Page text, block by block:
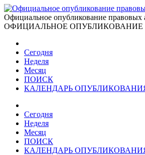
Официальное опубликование правовых
ОФИЦИАЛЬНОЕ ОПУБЛИКОВАНИЕ
Сегодня
Неделя
Месяц
ПОИСК
КАЛЕНДАРЬ
Сегодня
Неделя
Месяц
ПОИСК
КАЛЕНДАРЬ